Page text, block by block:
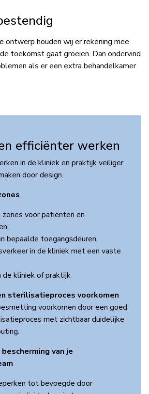
ontwerp houden wij er rekening mee
toekomst gaat groeien. Dan ondervind
als er een extra behandelkamer
efficiënter werken
in de kliniek en praktijk veiliger
door design.
voor patiënten en
bepaalde toegangsdeuren
in de kliniek met een vaste
de kliniek of praktijk
sterilisatieproces voorkomen
voorkomen door een goed
met zichtbaar duidelijke
van je
tot bevoegde door